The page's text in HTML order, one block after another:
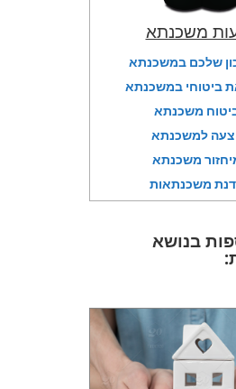
משכנתא
שלכם במשכנתא
ביטוחי במשכנתא
משכנתא
למשכנתא
משכנתא
משכנתאות
בנושא